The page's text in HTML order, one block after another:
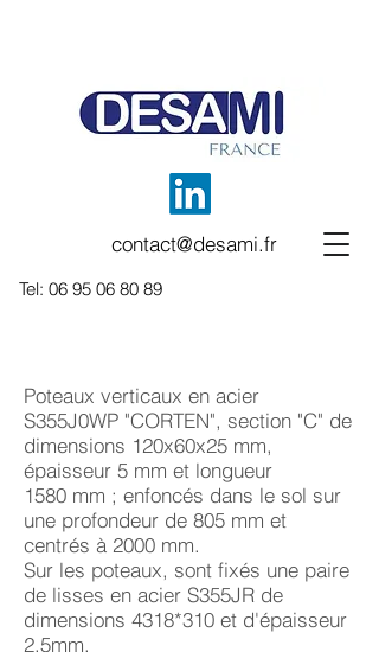
contact@desami.fr
Tel: 06 95 06 80 89
Poteaux verticaux en acier
S355J0WP "CORTEN", section "C" de
dimensions 120x60x25 mm,
épaisseur 5 mm et longueur
1580 mm ; enfoncés dans le sol sur
une profondeur de 805 mm et
centrés à 2000 mm.
Sur les poteaux, sont fixés une paire
de lisses en acier S355JR de
dimensions 4318*310 et d'épaisseur
2,5mm.